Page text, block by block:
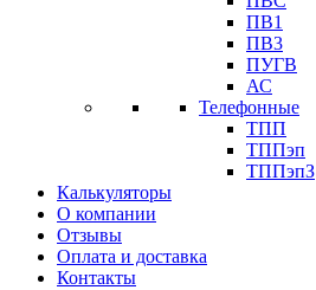
ПВ1
ПВ3
ПУГВ
АС
Телефонные
ТПП
ТППэп
ТППэпЗ
Калькуляторы
О компании
Отзывы
Оплата и доставка
Контакты